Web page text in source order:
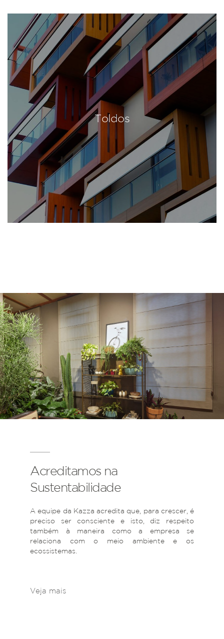
Toldos
Acreditamos na
Sustentabilidade
A equipe da Kazza acredita que, para crescer, é
preciso ser consciente e isto, diz respeito
também à maneira como a empresa se
relaciona com o meio ambiente e os
ecossistemas.
Veja mais